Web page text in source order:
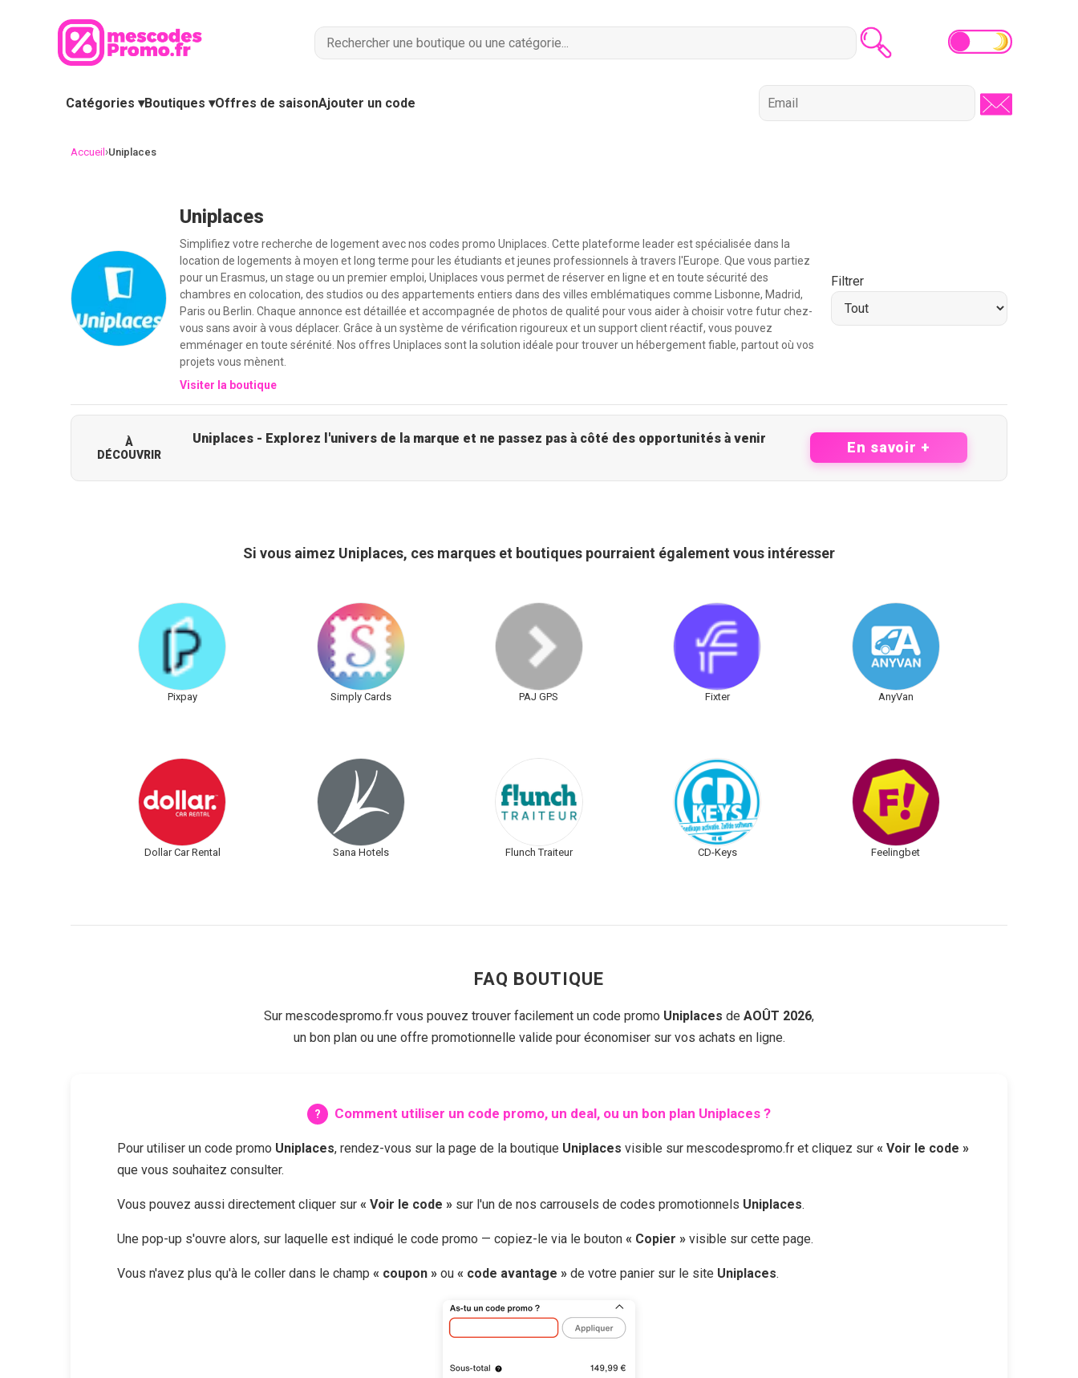
Catégories ▾Boutiques ▾Offres de saisonAjouter un code
Accueil ›Uniplaces
Uniplaces
Simplifiez votre recherche de logement avec nos codes promo Uniplaces. Cette plateforme leader est spécialisée dans la
location de logements à moyen et long terme pour les étudiants et jeunes professionnels à travers l'Europe. Que vous partiez
pour un Erasmus, un stage ou un premier emploi, Uniplaces vous permet de réserver en ligne et en toute sécurité des
chambres en colocation, des studios ou des appartements entiers dans des villes emblématiques comme Lisbonne, Madrid,
Paris ou Berlin. Chaque annonce est détaillée et accompagnée de photos de qualité pour vous aider à choisir votre futur chez-
vous sans avoir à vous déplacer. Grâce à un système de vérification rigoureux et un support client réactif, vous pouvez
emménager en toute sérénité. Nos offres Uniplaces sont la solution idéale pour trouver un hébergement fiable, partout où vos
projets vous mènent.
Visiter la boutique
Filtrer
À
DÉCOUVRIR
Uniplaces - Explorez l'univers de la marque et ne passez pas à côté des opportunités à venir
En savoir +
Si vous aimez Uniplaces, ces marques et boutiques pourraient également vous intéresser
Pixpay Simply Cards PAJ GPS Fixter AnyVan
Dollar Car Rental Sana Hotels Flunch Traiteur CD-Keys Feelingbet
FAQ BOUTIQUE
Sur mescodespromo.fr vous pouvez trouver facilement un code promo Uniplaces de AOÛT 2026,
un bon plan ou une offre promotionnelle valide pour économiser sur vos achats en ligne.
Comment utiliser un code promo, un deal, ou un bon plan Uniplaces ?
Pour utiliser un code promo Uniplaces, rendez-vous sur la page de la boutique Uniplaces visible sur mescodespromo.fr et cliquez sur « Voir le code »
que vous souhaitez consulter.
Vous pouvez aussi directement cliquer sur « Voir le code » sur l'un de nos carrousels de codes promotionnels Uniplaces.
Une pop-up s'ouvre alors, sur laquelle est indiqué le code promo — copiez-le via le bouton « Copier » visible sur cette page.
Vous n'avez plus qu'à le coller dans le champ « coupon » ou « code avantage » de votre panier sur le site Uniplaces.